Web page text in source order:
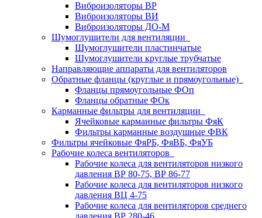
Виброизоляторы ВР
Виброизоляторы ВИ
Виброизоляторы ДО-М
Шумоглушители для вентиляции
Шумоглушители пластинчатые
Шумоглушители круглые трубчатые
Направляющие аппараты для вентиляторов
Обратные фланцы (круглые и прямоугольные)
Фланцы прямоугольные ФОп
Фланцы обратные ФОк
Карманные фильтры для вентиляции
Ячейковые карманные фильтры ФяК
Фильтры карманные воздушные ФВК
Фильтры ячейковые ФяРБ, ФяВБ, ФяУБ
Рабочие колеса вентиляторов
Рабочие колеса для вентиляторов низкого
давления ВР 80-75, ВР 86-77
Рабочие колеса для вентиляторов низкого
давления ВЦ 4-75
Рабочие колеса для вентиляторов среднего
давления ВР 280-46